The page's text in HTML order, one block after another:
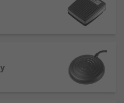
pro nožní spínače.